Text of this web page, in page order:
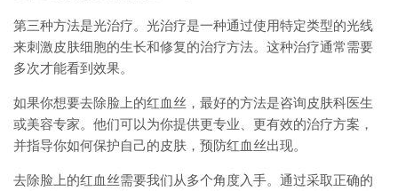
第三种方法是光治疗。光治疗是一种通过使用特定类型的光线
来刺激皮肤细胞的生长和修复的治疗方法。这种治疗通常需要
多次才能看到效果。
如果你想要去除脸上的红血丝，最好的方法是咨询皮肤科医生
或美容专家。他们可以为你提供更专业、更有效的治疗方案，
并指导你如何保护自己的皮肤，预防红血丝出现。
去除脸上的红血丝需要我们从多个角度入手。通过采取正确的